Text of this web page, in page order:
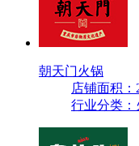
朝天门火锅
店铺面积：
行业分类